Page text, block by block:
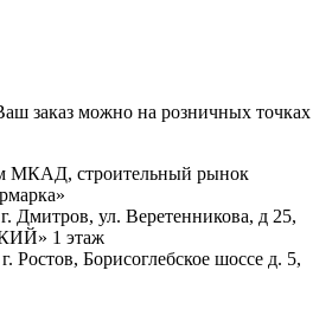
заказ можно на розничных точках
МКАД, строительный рынок
Дмитров, ул. Веретенникова, д 25,
1 этаж
Ростов, Борисоглебское шоссе д. 5,